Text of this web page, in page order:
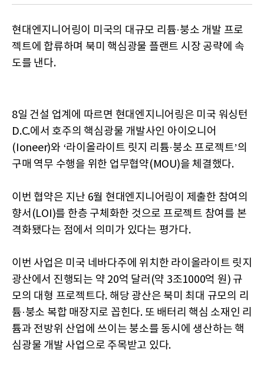
현대엔지니어링이 미국의 대규모 리튬·붕소 개발 프로
젝트에 합류하며 북미 핵심광물 플랜트 시장 공략에 속
도를 낸다.
8일 건설 업계에 따르면 현대엔지니어링은 미국 워싱턴
D.C.에서 호주의 핵심광물 개발사인 아이오니어
(Ioneer)와 ‘라이올라이트 릿지 리튬·붕소 프로젝트’의
구매 역무 수행을 위한 업무협약(MOU)을 체결했다.
이번 협약은 지난 6월 현대엔지니어링이 제출한 참여의
향서(LOI)를 한층 구체화한 것으로 프로젝트 참여를 본
격화됐다는 점에서 의미가 있다는 평가다.
이번 사업은 미국 네바다주에 위치한 라이올라이트 릿지
광산에서 진행되는 약 20억 달러(약 3조1000억 원) 규
모의 대형 프로젝트다. 해당 광산은 북미 최대 규모의 리
튬·붕소 복합 매장지로 꼽힌다. 또 배터리 핵심 소재인 리
튬과 전방위 산업에 쓰이는 붕소를 동시에 생산하는 핵
심광물 개발 사업으로 주목받고 있다.